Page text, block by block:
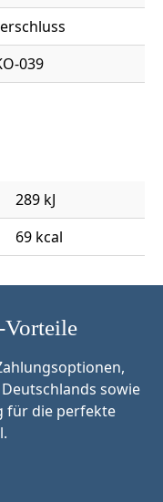
039
289 kJ
69 kcal
Vorteile
sowie
für die perfekte